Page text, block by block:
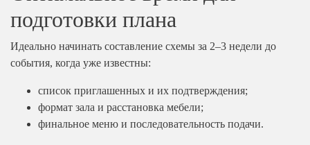
подготовки плана
Идеально начинать составление схемы за 2–3 недели до
события, когда уже известны:
список приглашенных и их подтверждения;
формат зала и расстановка мебели;
финальное меню и последовательность подачи.